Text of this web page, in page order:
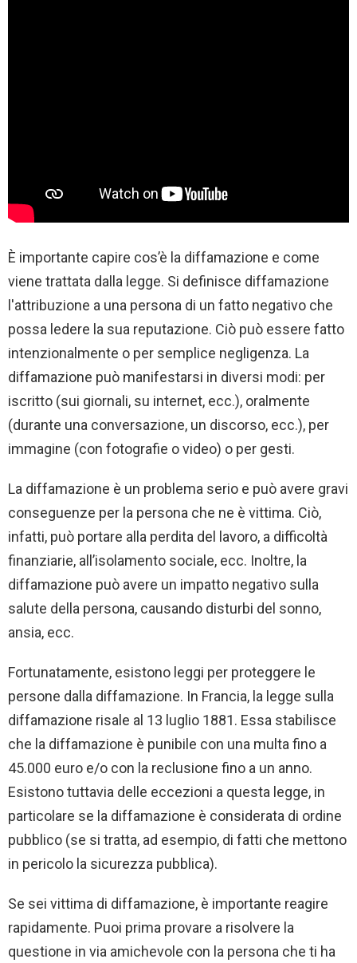
È importante capire cos’è la diffamazione e come
viene trattata dalla legge. Si definisce diffamazione
l'attribuzione a una persona di un fatto negativo che
possa ledere la sua reputazione. Ciò può essere fatto
intenzionalmente o per semplice negligenza. La
diffamazione può manifestarsi in diversi modi: per
iscritto (sui giornali, su internet, ecc.), oralmente
(durante una conversazione, un discorso, ecc.), per
immagine (con fotografie o video) o per gesti.
La diffamazione è un problema serio e può avere gravi
conseguenze per la persona che ne è vittima. Ciò,
infatti, può portare alla perdita del lavoro, a difficoltà
finanziarie, all’isolamento sociale, ecc. Inoltre, la
diffamazione può avere un impatto negativo sulla
salute della persona, causando disturbi del sonno,
ansia, ecc.
Fortunatamente, esistono leggi per proteggere le
persone dalla diffamazione. In Francia, la legge sulla
diffamazione risale al 13 luglio 1881. Essa stabilisce
che la diffamazione è punibile con una multa fino a
45.000 euro e/o con la reclusione fino a un anno.
Esistono tuttavia delle eccezioni a questa legge, in
particolare se la diffamazione è considerata di ordine
pubblico (se si tratta, ad esempio, di fatti che mettono
in pericolo la sicurezza pubblica).
Se sei vittima di diffamazione, è importante reagire
rapidamente. Puoi prima provare a risolvere la
questione in via amichevole con la persona che ti ha